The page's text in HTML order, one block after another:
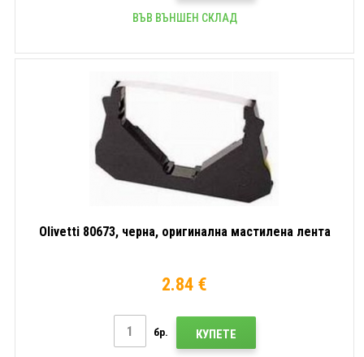
ВЪВ ВЪНШЕН СКЛАД
Olivetti 80673, черна, оригинална мастилена лента
2.84 €
бр. КУПЕТЕ